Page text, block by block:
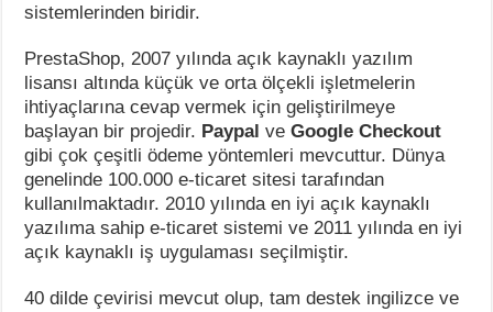
sistemlerinden biridir.
PrestaShop, 2007 yılında açık kaynaklı yazılım
lisansı altında küçük ve orta ölçekli işletmelerin
ihtiyaçlarına cevap vermek için geliştirilmeye
başlayan bir projedir. Paypal veGoogle Checkout
gibi çok çeşitli ödeme yöntemleri mevcuttur. Dünya
genelinde 100.000 e-ticaret sitesi tarafından
kullanılmaktadır. 2010 yılında en iyi açık kaynaklı
yazılıma sahip e-ticaret sistemi ve 2011 yılında en iyi
açık kaynaklı iş uygulaması seçilmiştir.
40 dilde çevirisi mevcut olup, tam destek ingilizce ve